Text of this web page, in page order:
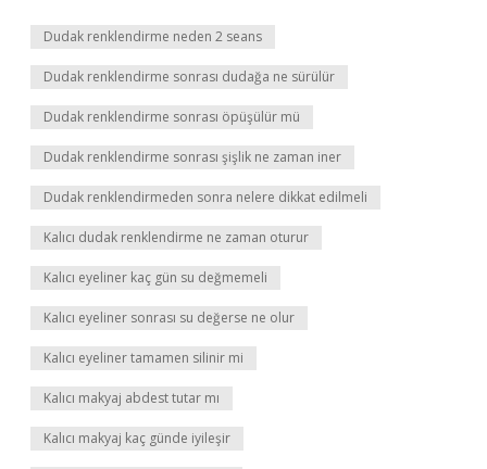
Dudak renklendirme neden 2 seans
Dudak renklendirme sonrası dudağa ne sürülür
Dudak renklendirme sonrası öpüşülür mü
Dudak renklendirme sonrası şişlik ne zaman iner
Dudak renklendirmeden sonra nelere dikkat edilmeli
Kalıcı dudak renklendirme ne zaman oturur
Kalıcı eyeliner kaç gün su değmemeli
Kalıcı eyeliner sonrası su değerse ne olur
Kalıcı eyeliner tamamen silinir mi
Kalıcı makyaj abdest tutar mı
Kalıcı makyaj kaç günde iyileşir